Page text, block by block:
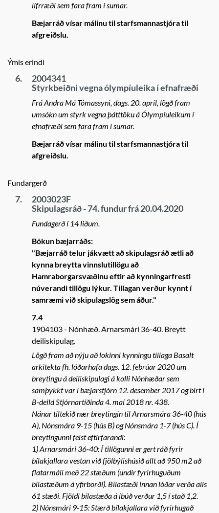
lífrræði sem fara fram í sumar.
Bæjarráð vísar málinu til starfsmannastjóra til
afgreiðslu.
Ýmis erindi
6.
2004341
Styrkbeiðni vegna ólympíuleika í efnafræði
Frá Andra Má Tómassyni, dags. 20. apríl, lögð fram
umsókn um styrk vegna þátttöku á Ólympíuleikum í
efnafræði sem fara fram í sumar.
Bæjarráð vísar málinu til starfsmannastjóra til
afgreiðslu.
Fundargerð
7.
2003023F
Skipulagsráð - 74. fundur frá 20.04.2020
Fundagerð í 14 liðum.
Bókun bæjarráðs:
"Bæjarráð telur jákvætt að skipulagsráð ætli að
kynna breytta vinnslutillögu að
Hamraborgarsvæðinu eftir að kynningarfresti
núverandi tillögu lýkur. Tillagan verður kynnt í
samræmi við skipulagslög sem áður."
7.4
1904103
Nónhæð. Arnarsmári 36-40. Breytt
deiliskipulag.
Lögð fram að nýju að lokinni kynningu tillaga Basalt
arkitekta fh. lóðarhafa dags. 12. febrúar 2020 um
breytingu á deiliskipulagi á kolli Nónhæðar sem
samþykkt var í bæjarstjórn 12. desember 2017 og birt í
B-deild Stjórnartíðinda 4. maí 2018 nr. 438.
Nánar tiltekið nær breytingin til Arnarsmára 36-40 (hús
A), Nónsmára 9-15 (hús B) og Nónsmára 1-7 (hús C). Í
breytingunni felst eftirfarandi:
1) Arnarsmári 36-40: Í tillögunni er gert ráð fyrir
bílakjallara vestan við fjölbýlishúsið allt að 950 m2 að
flatarmáli með 22 stæðum (undir fyrirhuguðum
bílastæðum á yfirborði). Bílastæði innan lóðar verða alls
61 stæði. Fjöldi bílastæða á íbúð verður 1,5 í stað 1,2.
2) Nónsmári 9-15: Stærð bílakjallara við fyrirhugað